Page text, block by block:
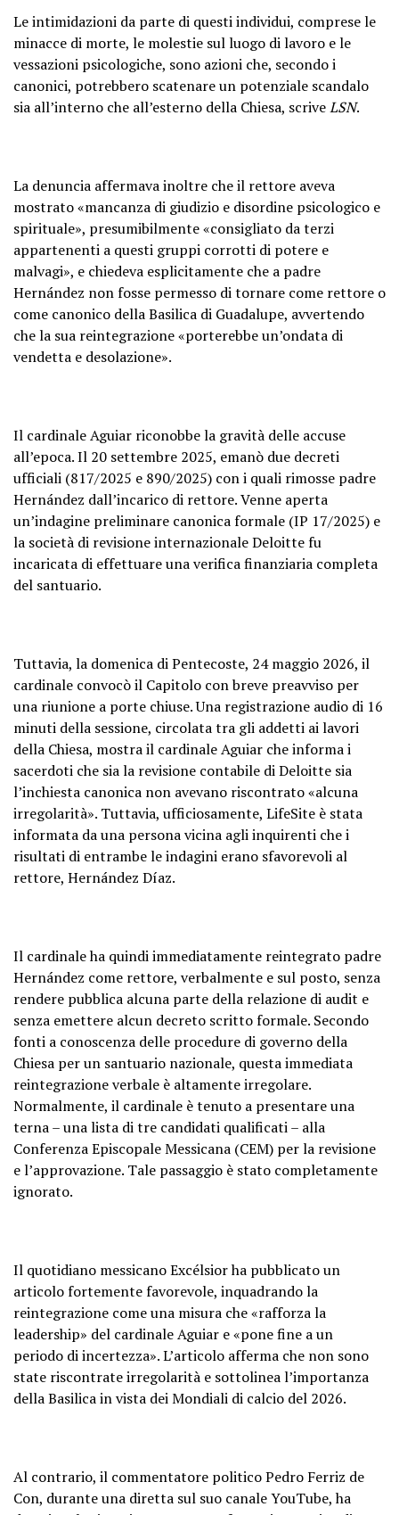
Le intimidazioni da parte di questi individui, comprese le
minacce di morte, le molestie sul luogo di lavoro e le
vessazioni psicologiche, sono azioni che, secondo i
canonici, potrebbero scatenare un potenziale scandalo
sia all’interno che all’esterno della Chiesa, scriveLSN.
La denuncia affermava inoltre che il rettore aveva
mostrato «mancanza di giudizio e disordine psicologico e
spirituale», presumibilmente «consigliato da terzi
appartenenti a questi gruppi corrotti di potere e
malvagi», e chiedeva esplicitamente che a padre
Hernández non fosse permesso di tornare come rettore o
come canonico della Basilica di Guadalupe, avvertendo
che la sua reintegrazione «porterebbe un’ondata di
vendetta e desolazione».
Il cardinale Aguiar riconobbe la gravità delle accuse
all’epoca. Il 20 settembre 2025, emanò due decreti
ufficiali (817/2025 e 890/2025) con i quali rimosse padre
Hernández dall’incarico di rettore. Venne aperta
un’indagine preliminare canonica formale (IP 17/2025) e
la società di revisione internazionale Deloitte fu
incaricata di effettuare una verifica finanziaria completa
del santuario.
Tuttavia, la domenica di Pentecoste, 24 maggio 2026, il
cardinale convocò il Capitolo con breve preavviso per
una riunione a porte chiuse. Una registrazione audio di 16
minuti della sessione, circolata tra gli addetti ai lavori
della Chiesa, mostra il cardinale Aguiar che informa i
sacerdoti che sia la revisione contabile di Deloitte sia
l’inchiesta canonica non avevano riscontrato «alcuna
irregolarità». Tuttavia, ufficiosamente, LifeSite è stata
informata da una persona vicina agli inquirenti che i
risultati di entrambe le indagini erano sfavorevoli al
rettore, Hernández Díaz.
Il cardinale ha quindi immediatamente reintegrato padre
Hernández come rettore, verbalmente e sul posto, senza
rendere pubblica alcuna parte della relazione di audit e
senza emettere alcun decreto scritto formale. Secondo
fonti a conoscenza delle procedure di governo della
Chiesa per un santuario nazionale, questa immediata
reintegrazione verbale è altamente irregolare.
Normalmente, il cardinale è tenuto a presentare una
terna – una lista di tre candidati qualificati – alla
Conferenza Episcopale Messicana (CEM) per la revisione
e l’approvazione. Tale passaggio è stato completamente
ignorato.
Il quotidiano messicano Excélsior ha pubblicato un
articolo fortemente favorevole, inquadrando la
reintegrazione come una misura che «rafforza la
leadership» del cardinale Aguiar e «pone fine a un
periodo di incertezza». L’articolo afferma che non sono
state riscontrate irregolarità e sottolinea l’importanza
della Basilica in vista dei Mondiali di calcio del 2026.
Al contrario, il commentatore politico Pedro Ferriz de
Con, durante una diretta sul suo canale YouTube, ha